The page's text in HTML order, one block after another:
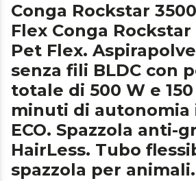
Conga Rockstar
Flex Conga
Pet Flex.
senza fili BLDC con
totale di 500 W e 150
minuti di autonomia
ECO. Spazzola anti-
HairLess. Tubo
spazzola per animali.